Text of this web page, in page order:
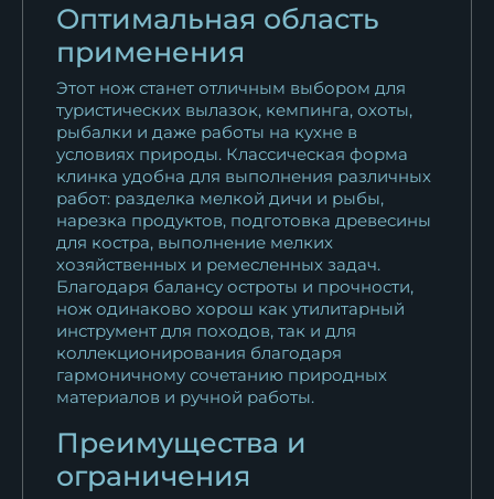
18 389₽
Нож Вепрь дамаск черный
граб венге
11 625₽
Нож Вепрь дамаск черный
граб...
11 625₽
Нож Вепрь дамаск черный
граб...
11 625₽
Нож Вепрь дамаск торцевой
41 360₽
Оптимальная область
применения
Этот нож станет отличным выбором для
туристических вылазок, кемпинга, охоты,
рыбалки и даже работы на кухне в
условиях природы. Классическая форма
клинка удобна для выполнения различных
работ: разделка мелкой дичи и рыбы,
нарезка продуктов, подготовка древесины
для костра, выполнение мелких
хозяйственных и ремесленных задач.
Благодаря балансу остроты и прочности,
нож одинаково хорош как утилитарный
инструмент для походов, так и для
коллекционирования благодаря
гармоничному сочетанию природных
материалов и ручной работы.
Преимущества и
ограничения